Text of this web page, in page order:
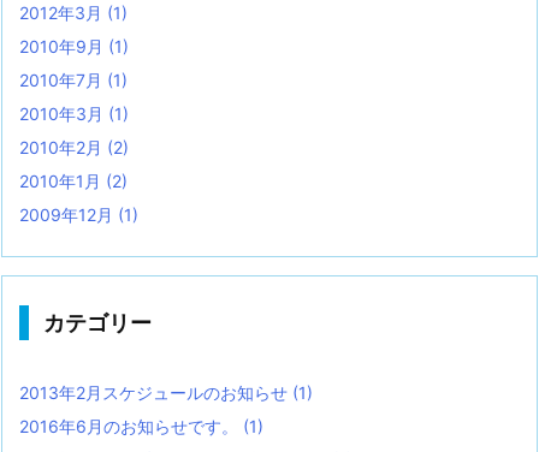
2012年3月 (1)
2010年9月 (1)
2010年7月 (1)
2010年3月 (1)
2010年2月 (2)
2010年1月 (2)
2009年12月 (1)
カテゴリー
2013年2月スケジュールのお知らせ (1)
2016年6月のお知らせです。 (1)